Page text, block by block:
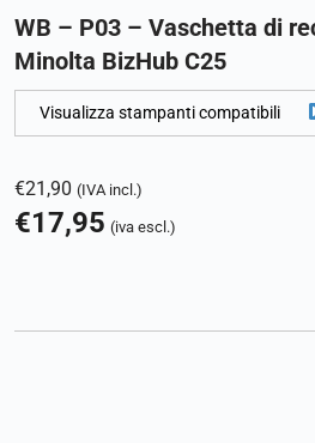
WB – P03 – Vaschetta di
Minolta BizHub C25
Visualizza stampanti compatibili
€21,90 (IVA incl.)
€17,95 (iva escl.)